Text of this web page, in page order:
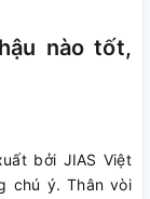
nào tốt,
bởi JIAS Việt
chú ý. Thân vòi